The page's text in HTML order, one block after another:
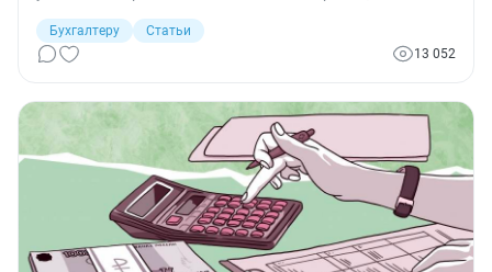
думают контролирующие органы по этому вопросу.
Бухгалтеру
Статьи
13 052